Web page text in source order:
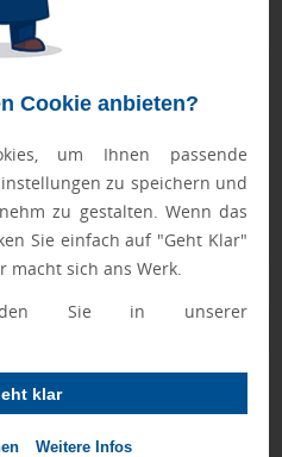
Cookie anbieten?
um Ihnen passende
zu speichern und
zu gestalten. Wenn das
Sie einfach auf "Geht Klar"
macht sich ans Werk.
Sie in unserer
klar
Weitere Infos
Mehr erfahren
91638-EXPRESS